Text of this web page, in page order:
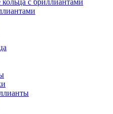
с бриллиантами